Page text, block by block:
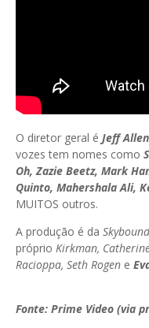
O diretor geral é Jeff Allen
vozes tem nomes como
Oh, Zazie Beetz, Mark
Quinto, Mahershala Ali,
MUITOS outros.
A produção é da Skybound
próprio Kirkman,
Racioppa, Seth Rogen e
Fonte: Prime Video (via